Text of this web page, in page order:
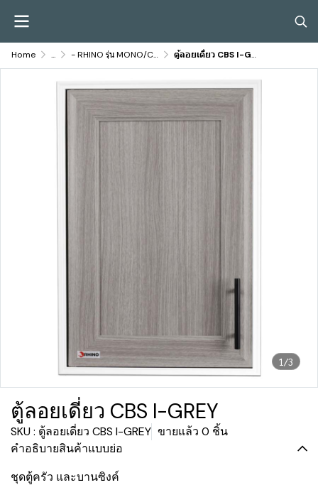
Home ... - RHINO รุ่น MONO/CBS I-GREY ตู้ลอยเดี่ยว CBS I-GREY
1/3
ตู้ลอยเดี่ยว CBS I-GREY
SKU : ตู้ลอยเดี่ยว CBS I-GREY ขายแล้ว 0 ชิ้น
คำอธิบายสินค้าแบบย่อ
ชุดตู้ครัว และบานซิงค์